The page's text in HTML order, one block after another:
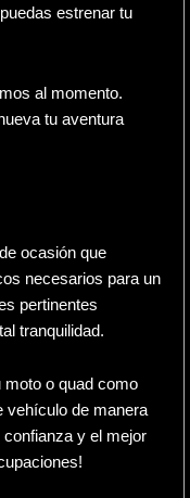
estrenar tu
al momento.
tu aventura
ocasión que
necesarios para un
pertinentes
tranquilidad.
o quad como
vehículo de manera
confianza y el mejor